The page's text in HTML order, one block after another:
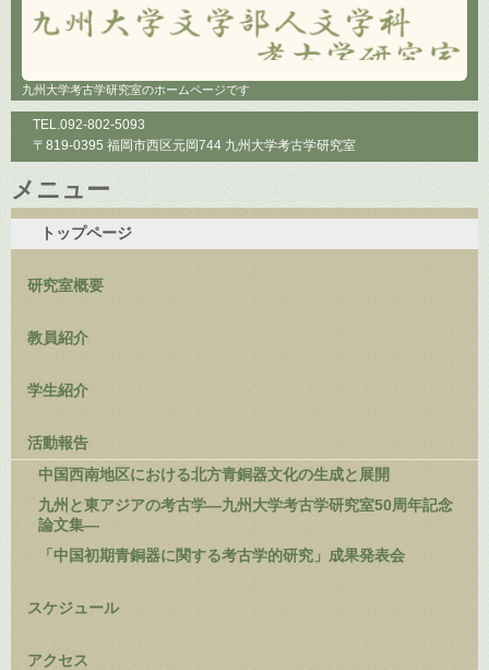
九州大学考古学研究室のホームページです
TEL.092-802-5093
〒819-0395 福岡市西区元岡744 九州大学考古学研究室
メニュー
コ
トップページ
研究室概要
教員紹介
学生紹介
活動報告
中国西南地区における北方青銅器文化の生成と展開
九州と東アジアの考古学―九州大学考古学研究室50周年記念
論文集―
「中国初期青銅器に関する考古学的研究」成果発表会
スケジュール
アクセス